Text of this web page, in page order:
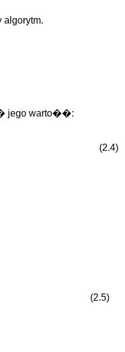
jego warto��:
(2.4)
(2.5)